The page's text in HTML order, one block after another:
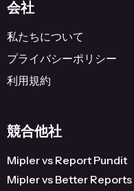
会社
私たちについて
プライバシーポリシー
利用規約
競合他社
Mipler vs Report Pundit
Mipler vs Better Reports